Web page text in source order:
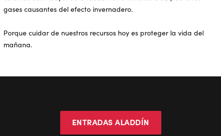
gases causantes del efecto invernadero.
Porque cuidar de nuestros recursos hoy es proteger la vida del
mañana.
ENTRADAS ALADDÍN